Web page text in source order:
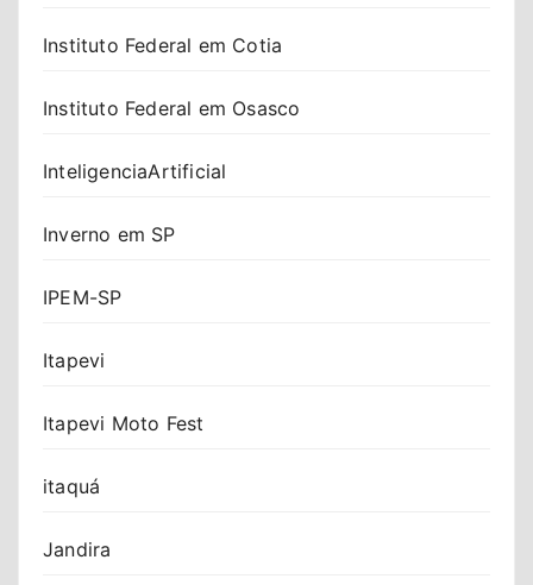
Instituto Federal em Cotia
Instituto Federal em Osasco
InteligenciaArtificial
Inverno em SP
IPEM-SP
Itapevi
Itapevi Moto Fest
itaquá
Jandira